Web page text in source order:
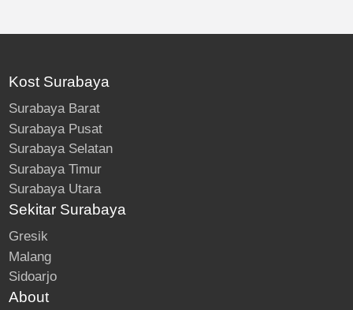
Kost Surabaya
Surabaya Barat
Surabaya Pusat
Surabaya Selatan
Surabaya Timur
Surabaya Utara
Sekitar Surabaya
Gresik
Malang
Sidoarjo
About